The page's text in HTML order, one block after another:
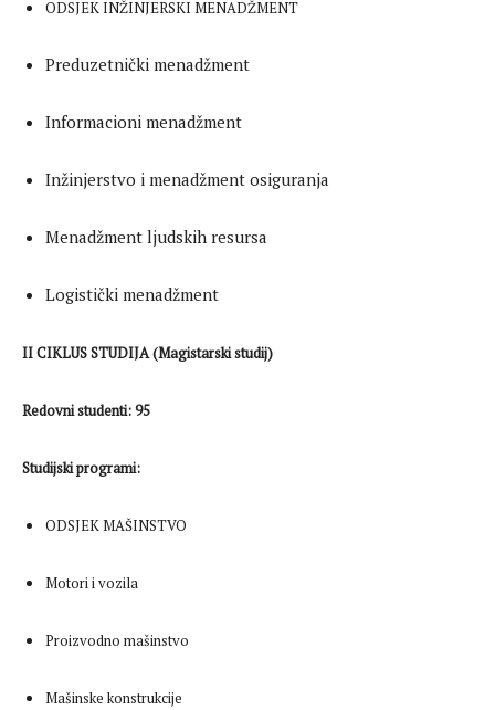
ODSJEK INŽINJERSKI MENADŽMENT
Preduzetnički menadžment
Informacioni menadžment
Inžinjerstvo i menadžment osiguranja
Menadžment ljudskih resursa
Logistički menadžment
II CIKLUS STUDIJA (Magistarski studij)
Redovni studenti: 95
Studijski programi:
ODSJEK MAŠINSTVO
Motori i vozila
Proizvodno mašinstvo
Mašinske konstrukcije